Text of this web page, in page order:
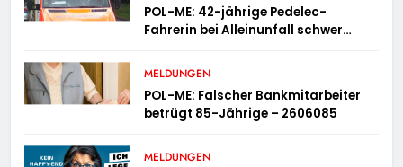
POL-ME: 42-jährige Pedelec-
Fahrerin bei Alleinunfall schwer
MELDUNGEN
POL-ME: Falscher Bankmitarbeiter
betrügt 85-Jährige – 2606085
MELDUNGEN